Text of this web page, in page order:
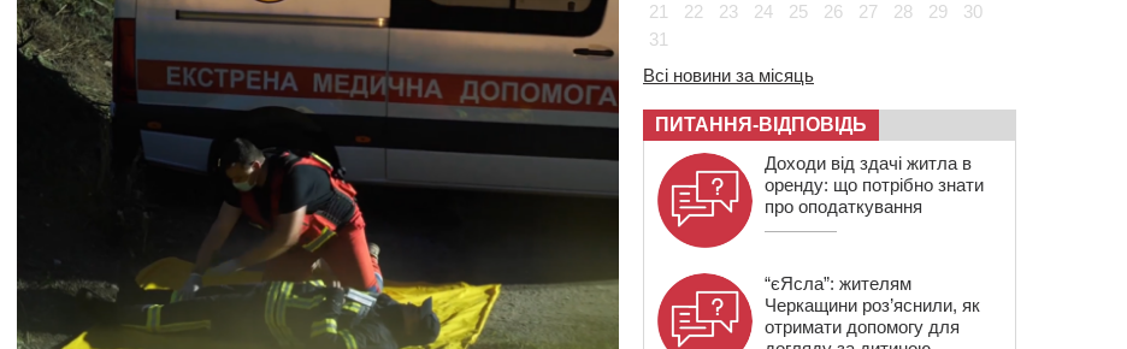
21
22 23 24 25 26 27 28 29
30
31
Всі новини за місяць
ПИТАННЯ-ВІДПОВІДЬ
Доходи від здачі житла в
оренду: що потрібно знати
про оподаткування
“єЯсла”: жителям
Черкащини роз’яснили, як
отримати допомогу для